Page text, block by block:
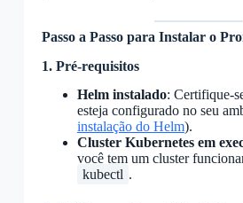
Passo a Passo para Instalar o
1. Pré-requisitos
Helm instalado: Certifique-
esteja configurado no seu
instalação do Helm).
Cluster Kubernetes em
você tem um cluster
kubectl .